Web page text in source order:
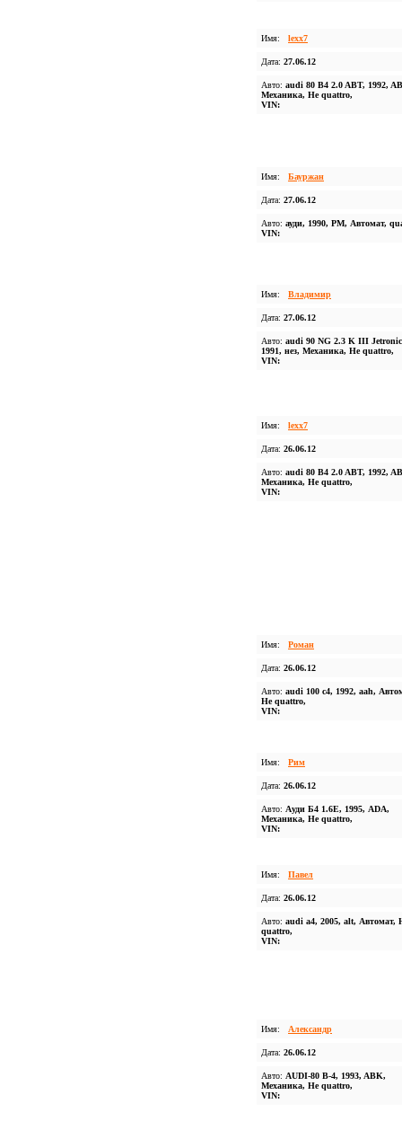
Имя: lexx7
Дата: 27.06.12
Авто: audi 80 B4 2.0 ABT, 1992,
Механика, Не quattro,
VIN:
Имя: Бауржан
Дата: 27.06.12
Авто: ауди, 1990, PM, Автомат,
VIN:
Имя: Владимир
Дата: 27.06.12
Авто: audi 90 NG 2.3 K III
1991, нез, Механика, Не quattro,
VIN:
Имя: lexx7
Дата: 26.06.12
Авто: audi 80 B4 2.0 ABT, 1992,
Механика, Не quattro,
VIN:
Имя: Роман
Дата: 26.06.12
Авто: audi 100 c4, 1992, aah,
Не quattro,
VIN:
Имя: Рим
Дата: 26.06.12
Авто: Ауди Б4 1.6Е, 1995, ADA,
Механика, Не quattro,
VIN:
Имя: Павел
Дата: 26.06.12
Авто: audi a4, 2005, alt, Автомат,
quattro,
VIN:
Имя: Александр
Дата: 26.06.12
Авто: AUDI-80 B-4, 1993, ABK,
Механика, Не quattro,
VIN: